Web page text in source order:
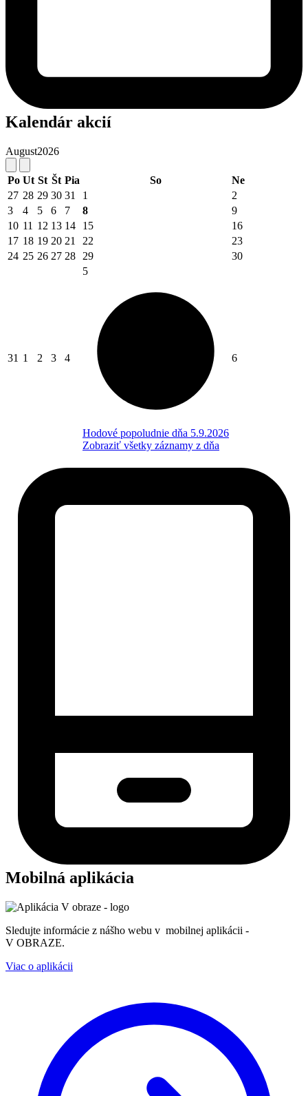
Kalendár akcií
August2026
Po Ut St Št Pia So
Ne
27 28 29 30 31 1
2
3
4 5 6 7 8
9
10 11 12 13 14 15
16
17 18 19 20 21 22
23
24 25 26 27 28 29 30
31 1 2 3 4
5
Hodové popoludnie dňa 5.9.2026
Zobraziť všetky záznamy z dňa
6
Mobilná aplikácia
Sledujte informácie z nášho webu v mobilnej aplikácii -
V OBRAZE.
Viac o aplikácii